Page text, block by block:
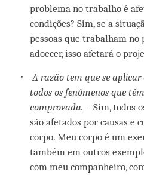
problema no trabalho é
condições? Sim, se a
pessoas que trabalham no
adoecer, isso afetará o
A razão tem que se
todos os fenômenos que
comprovada. –Sim, todos
são afetados por causas e
corpo. Meu corpo é um
também em outros
com meu companheiro,